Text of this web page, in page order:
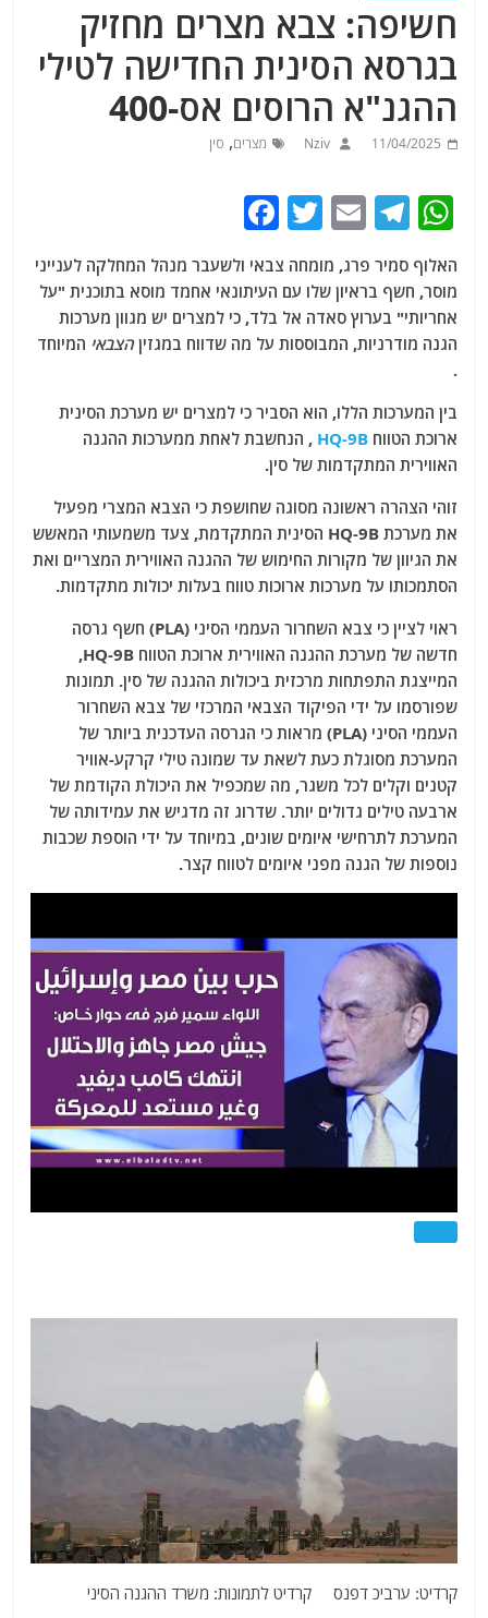
חשיפה: צבא מצרים מחזיק
בגרסא הסינית החדישה לטילי
ההגנ"א הרוסים אס-400
11/04/2025
Nziv מצרים, סין
W
at
s
A
p
T
e
g
ra
E
ai
l
T
itt
er
a
c
e
b
o
k
האלוף סמיר פרג, מומחה צבאי ולשעבר מנהל המחלקה לענייני
מוסר, חשף בראיון שלו עם העיתונאי אחמד מוסא בתוכנית "על
אחריותי" בערוץ סאדה אל בלד, כי למצרים יש מגוון מערכות
הגנה מודרניות, המבוססות על מה שדווח במגזיןהצבאי המיוחד
.
בין המערכות הללו, הוא הסביר כי למצרים יש מערכת הסינית
ארוכת הטווחHQ-9B , הנחשבת לאחת ממערכות ההגנה
האווירית המתקדמות של סין.
זוהי הצהרה ראשונה מסוגה שחושפת כי הצבא המצרי מפעיל
את מערכת HQ-9B הסינית המתקדמת, צעד משמעותי המאשש
את הגיוון של מקורות החימוש של ההגנה האווירית המצריים ואת
הסתמכותו על מערכות ארוכות טווח בעלות יכולות מתקדמות.
ראוי לציין כי צבא השחרור העממי הסיני (PLA) חשף גרסה
חדשה של מערכת ההגנה האווירית ארוכת הטווח HQ-9B,
המייצגת התפתחות מרכזית ביכולות ההגנה של סין. תמונות
שפורסמו על ידי הפיקוד הצבאי המרכזי של צבא השחרור
העממי הסיני (PLA) מראות כי הגרסה העדכנית ביותר של
המערכת מסוגלת כעת לשאת עד שמונה טילי קרקע-אוויר
קטנים וקלים לכל משגר, מה שמכפיל את היכולת הקודמת של
ארבעה טילים גדולים יותר. שדרוג זה מדגיש את עמידותה של
המערכת לתרחישי איומים שונים, במיוחד על ידי הוספת שכבות
נוספות של הגנה מפני איומים לטווח קצר.
קרדיט: ערביכ דפנס קרדיט לתמונות: משרד ההגנה הסיני